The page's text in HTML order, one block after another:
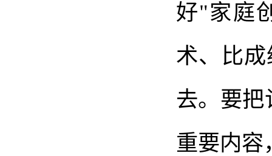
好"家庭
术、比
去。要把
重要内容